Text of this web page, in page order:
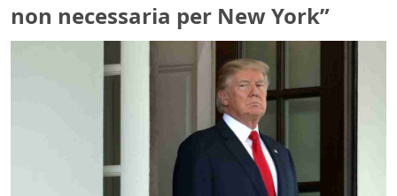
non necessaria per New York”